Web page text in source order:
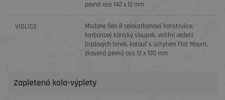
pevná osa 142 x 12 mm
VIDLICE
Madone Gen 8 celokarbonová konstrukce,
karbonový kónický sloupek, vnitřní vedení
brzdových lanek, kotouč s úchytem Flat Mount,
zkosená pevná osa 12 x 100 mm
Zapletená kola-výplety